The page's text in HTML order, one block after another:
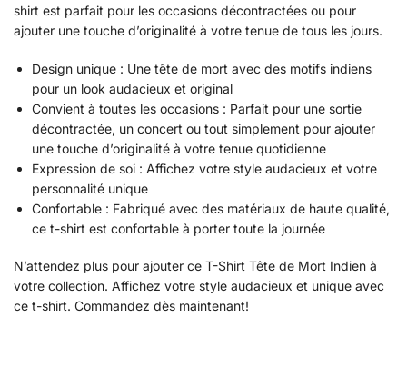
shirt est parfait pour les occasions décontractées ou pour
ajouter une touche d’originalité à votre tenue de tous les jours.
Design unique : Une tête de mort avec des motifs indiens
pour un look audacieux et original
Convient à toutes les occasions : Parfait pour une sortie
décontractée, un concert ou tout simplement pour ajouter
une touche d’originalité à votre tenue quotidienne
Expression de soi : Affichez votre style audacieux et votre
personnalité unique
Confortable : Fabriqué avec des matériaux de haute qualité,
ce t-shirt est confortable à porter toute la journée
N’attendez plus pour ajouter ce T-Shirt Tête de Mort Indien à
votre collection. Affichez votre style audacieux et unique avec
ce t-shirt. Commandez dès maintenant!